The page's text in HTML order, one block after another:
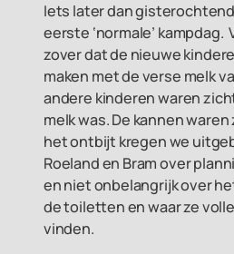
Iets later dan
eerste ‘normale’ kampdag.
zover dat de nieuwe
maken met de verse melk
andere kinderen waren
melk was. De kannen
het ontbijt kregen we
Roeland en Bram over
en niet onbelangrijk over
de toiletten en waar ze
vinden.